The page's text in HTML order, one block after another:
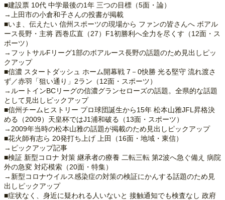
■建設票 10代 中学最後の1年 三つの目標（5面・論）
→上田市の小倉和子さんの投書が掲載
■いま、伝えたい 信州スポーツの現場から ファンの皆さんへ ボアル
ース長野・主将 西巻広直（27）F1初勝利へ全力を尽くす（12面・ス
ポーツ）
→フットサルFリーグ1部のボアルース長野の話題のため見出しピッ
クアップ
■信濃 スタートダッシュ ホーム開幕戦 7－0快勝 光る堅守 流れ渡さ
ず／赤羽「狙い通り」2ラン（12面・スポーツ）
→ルートインBCリーグの信濃グランセローズの話題。全県的な話題
として見出しピックアップ
■信州チームヒストリー プロ球団誕生から15年 松本山雅JFL昇格決
める（2009）天皇杯ではJ1浦和破る（13面・スポーツ）
→2009年当時の松本山雅の話題が掲載のため見出しピックアップ
■花火師有志ら 20発打ち上げ 上田（16面・地域・東信）
→ピックアップ記事
■検証 新型コロナ 対策 継承者の療養 二転三転 第2波へ急ぐ備え 病院
外の急変 対応模索（20面・特集）
→新型コロナウイルス感染症の対策の検証にかんする話題のため見
出しピックアップ
■症状なく、身近に疑われる人いないと 接触通知でも検査なし 政府